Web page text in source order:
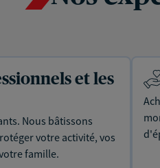
et les
Nous bâtissons
votre activité, vos
famille.